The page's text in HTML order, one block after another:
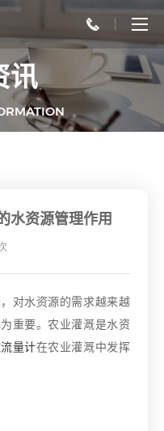
讯
水资源管理作用
对水资源的需求越来越
重要。农业灌溉是水资
量计在农业灌溉中发挥